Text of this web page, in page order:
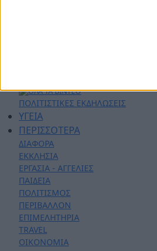
ΠΟΛΙΤΙΣΤΙΚΕΣ ΕΚΔΗΛΩΣΕΙΣ
ΥΓΕΙΑ
ΠΕΡΙΣΣΟΤΕΡΑ
ΔΙΑΦΟΡΑ
ΕΚΚΛΗΣΙΑ
ΕΡΓΑΣΙΑ - ΑΓΓΕΛΙΕΣ
ΠΑΙΔΕΙΑ
ΠΟΛΙΤΙΣΜΟΣ
ΠΕΡΙΒΑΛΛΟΝ
ΕΠΙΜΕΛΗΤΗΡΙΑ
TRAVEL
ΟΙΚΟΝΟΜΙΑ